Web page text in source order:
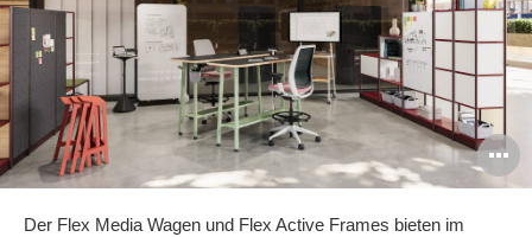
Der Flex Media Wagen und Flex Active Frames bieten im